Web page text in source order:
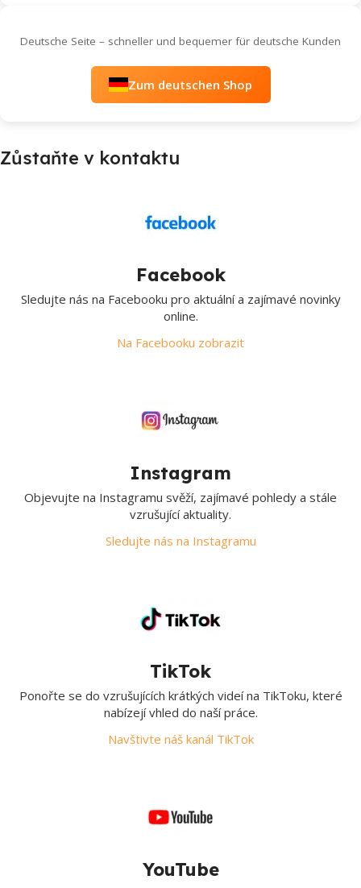
Deutsche Seite – schneller und bequemer für deutsche Kunden
Zum deutschen Shop
Zůstaňte v kontaktu
Facebook
Sledujte nás na Facebooku pro aktuální a zajímavé novinky
online.
Na Facebooku zobrazit
Instagram
Objevujte na Instagramu svěží, zajímavé pohledy a stále
vzrušující aktuality.
Sledujte nás na Instagramu
TikTok
Ponořte se do vzrušujících krátkých videí na TikToku, které
nabízejí vhled do naší práce.
Navštivte náš kanál TikTok
YouTube